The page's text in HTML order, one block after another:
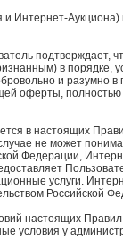
Интернет-Аукциона)
подтверждает,
в порядке,
и разумно
оферты,
в настоящих
не может
Федерации,
услуги.
Российской
настоящих
условия у